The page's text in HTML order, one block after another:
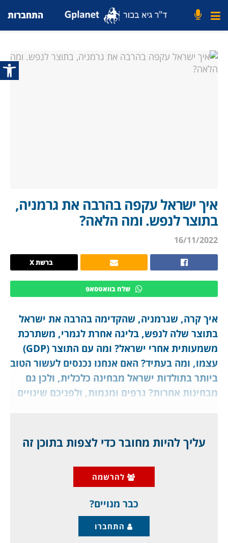
פתח
התחברות
איך ישראל עקפה בהרבה את גרמניה,
בתוצר לנפש. ומה הלאה?
16/11/2022
ברשת X
שלח בוואטסאפ
איך קרה, שגרמניה, שהקדימה בהרבה את ישראל
בתוצר שלה לנפש, בליגה אחרת לגמרי, משתרכת
משמעותית אחרי ישראל? ומה עם התוצר (GDP)
עצמו, ומה בעתיד? האם אנחנו נכנסים לעשור הטוב
ביותר בתולדות ישראל מבחינה כלכלית, ולכן גם
מבחינות אחרות? גרפים ומגמות, ולפניכם שינויים
נתון מעודכן להיום, על פי קרן המטבע הבינלאומית:
כמעט 55,000 דולר, נתון פנטסטי לכל הדעות
עליך להיות מחובר כדי לצפות בתוכן זה
להרשמה
כבר מנויים?
התחברו